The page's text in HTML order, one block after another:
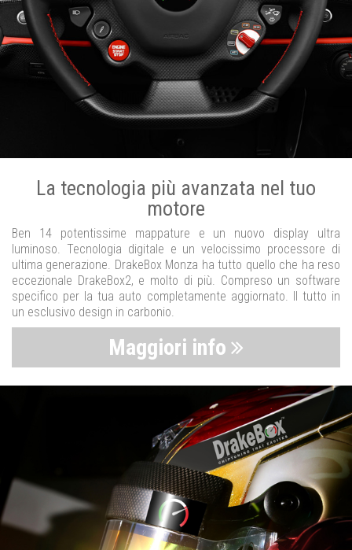
La tecnologia più avanzata nel tuo
motore
Ben 14 potentissime mappature e un nuovo display ultra
luminoso. Tecnologia digitale e un velocissimo processore di
ultima generazione. DrakeBox Monza ha tutto quello che ha reso
eccezionale DrakeBox2, e molto di più. Compreso un software
specifico per la tua auto completamente aggiornato. Il tutto in
un esclusivo design in carbonio.
Maggiori info